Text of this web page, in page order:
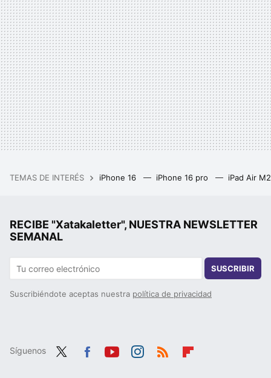
TEMAS DE INTERÉS iPhone 16 iPhone 16 pro iPad Air
RECIBE "Xatakaletter", NUESTRA NEWSLETTER
SEMANAL
SUSCRIBIR
Suscribiéndote aceptas nuestra política de privacidad
Síguenos